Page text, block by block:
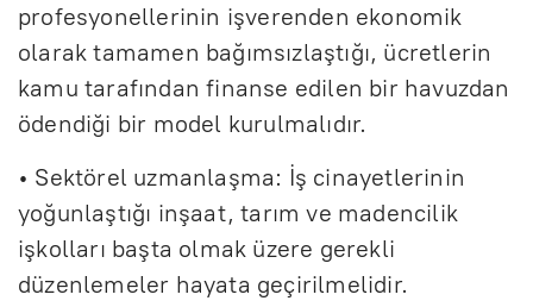
profesyonellerinin işverenden ekonomik
olarak tamamen bağımsızlaştığı, ücretlerin
kamu tarafından finanse edilen bir havuzdan
ödendiği bir model kurulmalıdır.
• Sektörel uzmanlaşma: İş cinayetlerinin
yoğunlaştığı inşaat, tarım ve madencilik
işkolları başta olmak üzere gerekli
düzenlemeler hayata geçirilmelidir.